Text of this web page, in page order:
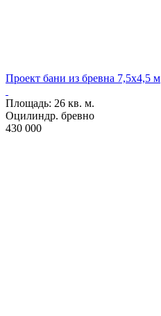
Проект бани из бревна 7,5х4,5 м
Площадь: 26 кв. м.
Оцилиндр. бревно
430 000